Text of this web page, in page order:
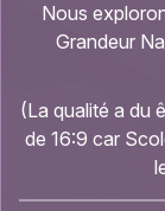
Nous
Grandeur
(La qualité a du
de 16:9 car